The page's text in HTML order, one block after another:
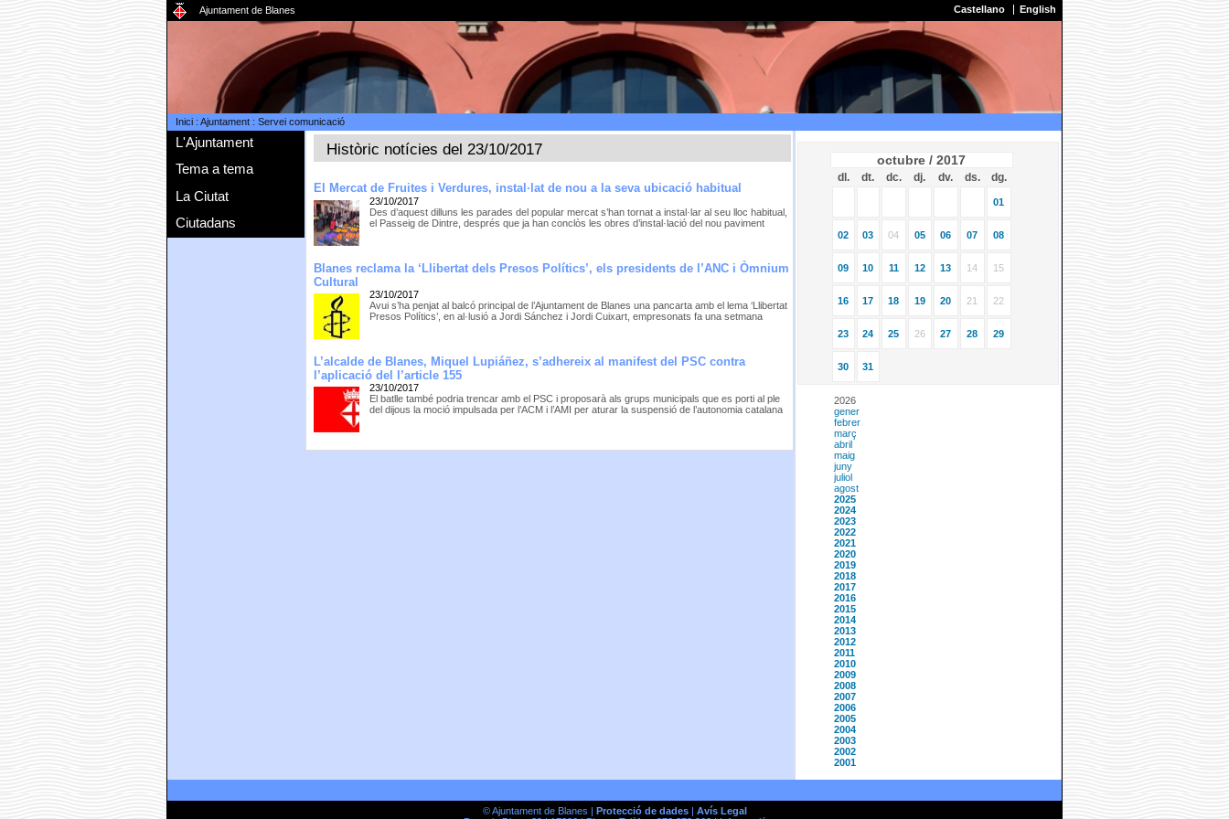
Ajuntament de Blanes Castellano English
Inici: Ajuntament: Servei comunicació
L'Ajuntament
Tema a tema
La Ciutat
Ciutadans
Històric notícies del 23/10/2017
El Mercat de Fruites i Verdures, instal·lat de nou a la seva ubicació habitual
23/10/2017
Des d’aquest dilluns les parades del popular mercat s’han tornat a instal·lar al seu lloc habitual,
el Passeig de Dintre, després que ja han conclòs les obres d’instal·lació del nou paviment
Blanes reclama la ‘Llibertat dels Presos Polítics’, els presidents de l’ANC i Òmnium
Cultural
23/10/2017
Avui s’ha penjat al balcó principal de l’Ajuntament de Blanes una pancarta amb el lema ‘Llibertat
Presos Polítics’, en al·lusió a Jordi Sánchez i Jordi Cuixart, empresonats fa una setmana
L’alcalde de Blanes, Miquel Lupiáñez, s’adhereix al manifest del PSC contra
l’aplicació del l’article 155
23/10/2017
El batlle també podria trencar amb el PSC i proposarà als grups municipals que es porti al ple
del dijous la moció impulsada per l’ACM i l’AMI per aturar la suspensió de l’autonomia catalana
octubre / 2017
dl. dt. dc. dj. dv. ds. dg.
01
02 03 04 05 06 07 08
09 10 11 12 13 14 15
16 17 18 19 20 21 22
23 24 25 26 27 28 29
30 31
2026
gener
febrer
març
abril
maig
juny
juliol
agost
2025
2024
2023
2022
2021
2020
2019
2018
2017
2016
2015
2014
2013
2012
2011
2010
2009
2008
2007
2006
2005
2004
2003
2002
2001
© Ajuntament de Blanes | Protecció de dades| Avís Legal